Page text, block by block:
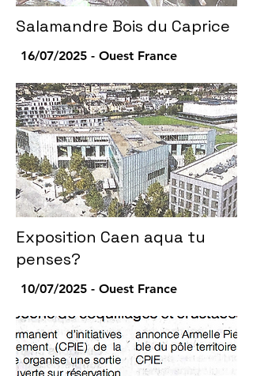
Salamandre Bois du Caprice
16/07/2025 - Ouest France
Exposition Caen aqua tu
penses?
10/07/2025 - Ouest France